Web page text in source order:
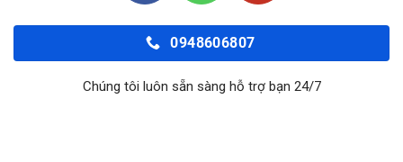
0948606807
Chúng tôi luôn sẵn sàng hỗ trợ bạn 24/7